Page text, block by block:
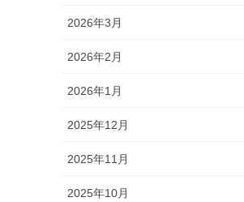
2026年3月
2026年2月
2026年1月
2025年12月
2025年11月
2025年10月